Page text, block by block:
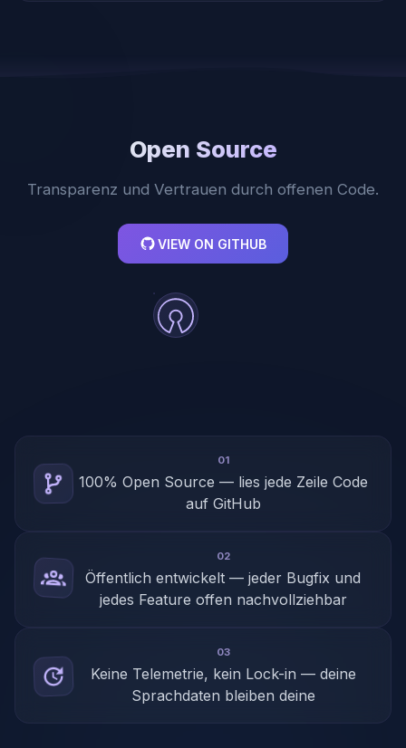
Open Source
Transparenz und Vertrauen durch offenen Code.
VIEW ON GITHUB
01
100% Open Source — lies jede Zeile Code
auf GitHub
02
Öffentlich entwickelt — jeder Bugfix und
jedes Feature offen nachvollziehbar
03
Keine Telemetrie, kein Lock-in — deine
Sprachdaten bleiben deine